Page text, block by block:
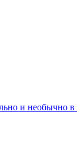
и необычно